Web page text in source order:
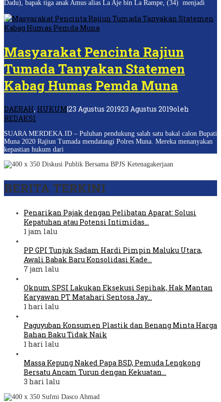
Dadu), bapak tiga anak Amus alias La Aje bin La Rampe, (34) menjadi
Masyarakat Pencinta Rajiun
Tumada Tanyakan Statemen
Kabag Humas Pemda Muna
DAERAH, HUKUM|23 Agustus 201923 Agustus 2019oleh
REDAKSI
SUARA MERDEKA.ID – Puluhan pendukung salah satu bakal calon Bupati
Muna 2020 Rajiun Tumada mendatangi Polres Muna. Mereka menanyakan
kepastian hukum dari
BERITA TERKINI
Penarikan Pajak dengan Pelibatan Aparat: Solusi
Kepatuhan atau Potensi Intimidas…
1 jam lalu
PP GPI Tunjuk Sadam Hardi Pimpin Maluku Utara,
Awali Babak Baru Konsolidasi Kade…
7 jam lalu
Oknum SPSI Lakukan Eksekusi Sepihak, Hak Mantan
Karyawan PT Matahari Sentosa Jay…
1 hari lalu
Paguyuban Konsumen Plastik dan Benang Minta Harga
Bahan Baku Tidak Naik
1 hari lalu
Massa Kepung Naked Papa BSD, Pemuda Lengkong
Bersatu Ancam Turun dengan Kekuatan…
3 hari lalu